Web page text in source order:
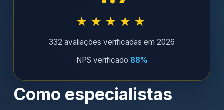
★★★★★
332 avaliações verificadas em 2026
NPS verificado 88%
Como especialistas